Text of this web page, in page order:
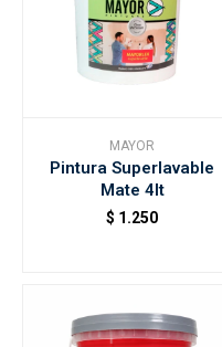
MAYOR
Pintura Superlavable
Mate 4lt
$ 1.250